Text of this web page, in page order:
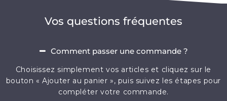
Vos questions fréquentes
Comment passer une commande ?
Choisissez simplement vos articles et cliquez sur le
bouton « Ajouter au panier », puis suivez les étapes pour
compléter votre commande.